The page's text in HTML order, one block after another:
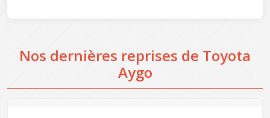
Nos dernières reprises de Toyota
Aygo